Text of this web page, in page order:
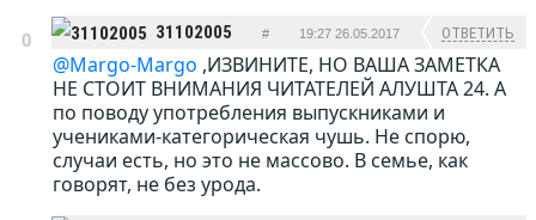
0 31102005 # 19:27 26.05.2017 ОТВЕТИТЬ
@Margo-Margo ,ИЗВИНИТЕ, НО ВАША ЗАМЕТКА
НЕ СТОИТ ВНИМАНИЯ ЧИТАТЕЛЕЙ АЛУШТА 24. А
по поводу употребления выпускниками и
учениками-категорическая чушь. Не спорю,
случаи есть, но это не массово. В семье, как
говорят, не без урода.